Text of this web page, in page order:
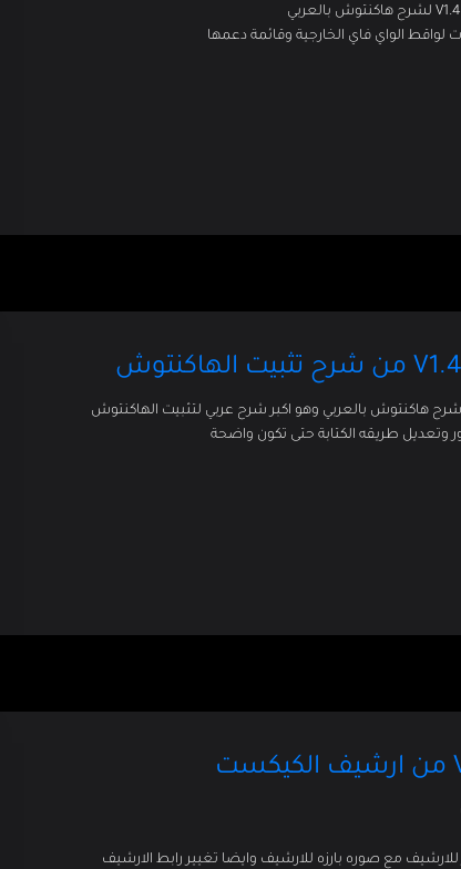
الواي فاي الخارجية وقائمة دعمها
وتعديل طريقه الكتابة حتى تكون واضحة
مع صوره بارزه للارشيف وايضا تغيير رابط الارشيف